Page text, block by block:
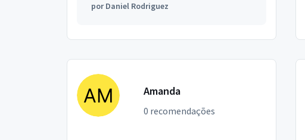
porDaniel Rodriguez
Amanda
0 recomendações